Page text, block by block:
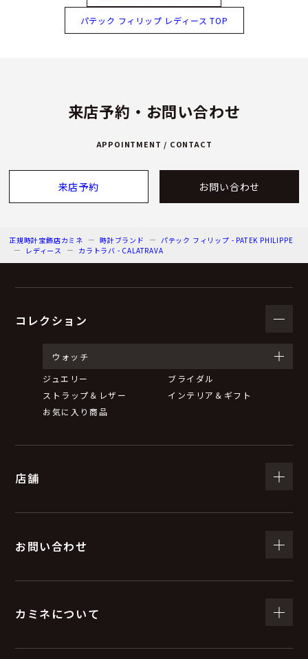
パテック フィリップ レディース TOP
来店予約・お問い合わせ
APPOINTMENT / CONTACT
来店予約 お問い合わせ
正規時計宝飾店カミネ 時計ブランド
パテック フィリップ - PATEK PHILIPPE
レディース
カラトラバ - CALATRAVA
コレクション
ウォッチ
ジュエリー
ブライダル
ストラップ＆レザー
インテリア＆ギフト
お気に入り商品
店舗
お問い合わせ
カミネについて